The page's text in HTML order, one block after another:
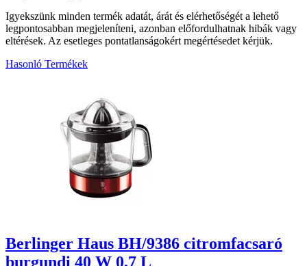
Igyekszünk minden termék adatát, árát és elérhetőségét a lehető
legpontosabban megjeleníteni, azonban előfordulhatnak hibák vagy
eltérések. Az esetleges pontatlanságokért megértésedet kérjük.
Hasonló Termékek
Berlinger Haus BH/9386 citromfacsaró
burgundi 40 W 0,7 L